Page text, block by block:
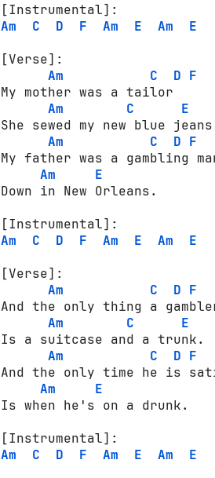
[Instrumental]:
Am
C D F Am E Am
E
[Verse]:
Am
C D F
My mother was a tailor
Am
C
E
She sewed my new blue jeans
Am
C D F
My father was a gambling
Am
E
Down in New Orleans.
[Instrumental]:
Am
C D F Am E Am
E
[Verse]:
Am
C D F
And the only thing a
Am
C
E
Is a suitcase and a trunk.
Am
C D F
And the only time he is
Am
E
Is when he's on a drunk.
[Instrumental]:
Am
C D F Am E Am
E